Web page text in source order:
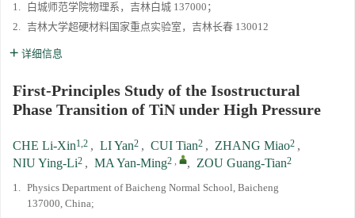
1.
白城师范学院物理系，吉林白城 137000；
2. 吉林大学超硬材料国家重点实验室，吉林长春 130012
详细信息
First-Principles Study of the Isostructural
Phase Transition of TiN under High Pressure
CHE Li-Xin1,2 , LI Yan2 , CUI Tian2 , ZHANG Miao2 ,
NIU Ying-Li2 , MA Yan-Ming2 , , ZOU Guang-Tian2
1. Physics Department of Baicheng Normal School, Baicheng
137000, China;